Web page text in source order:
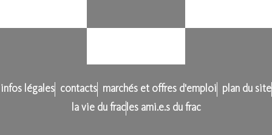
infos légales contacts marchés et offres d'emploi
plan du site
la vie du frac les ami.e.s du frac